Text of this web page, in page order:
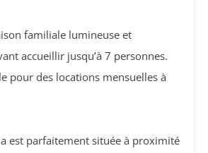
familiale lumineuse et
accueillir jusqu’à 7 personnes.
pour des locations mensuelles à
est parfaitement située à proximité